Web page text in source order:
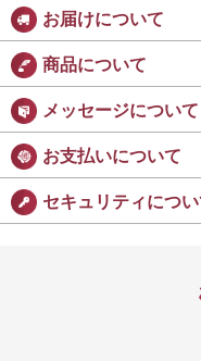
お届けについて
商品について
メッセージについて
お支払いについて
セキュリティについ